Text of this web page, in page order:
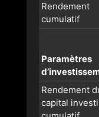
Rendement
cumulatif
Paramètres
Rendement
capital investi